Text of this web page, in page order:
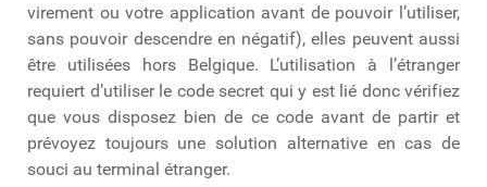
virement ou votre application avant de pouvoir l’utiliser,
sans pouvoir descendre en négatif), elles peuvent aussi
être utilisées hors Belgique. L’utilisation à l’étranger
requiert d’utiliser le code secret qui y est lié donc vérifiez
que vous disposez bien de ce code avant de partir et
prévoyez toujours une solution alternative en cas de
souci au terminal étranger.